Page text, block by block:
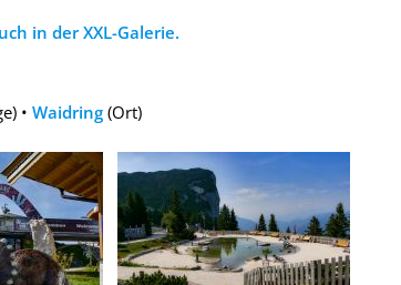
in der XXL-Galerie.
• Waidring (Ort)